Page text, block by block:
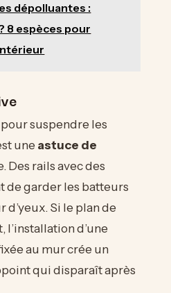
dépolluantes :
8 espèces pour
suspendre les
une astuce de
Des rails avec des
de garder les batteurs
d’yeux. Si le plan de
d’une
au mur crée un
qui disparaît après